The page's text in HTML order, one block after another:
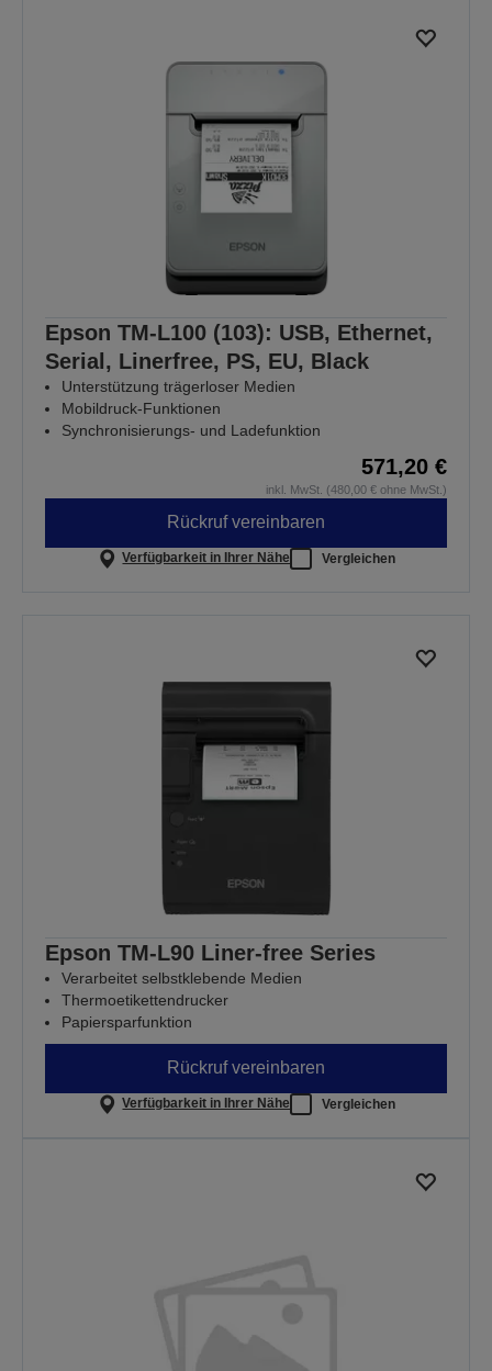
Epson TM-L100 (103): USB, Ethernet,
Serial, Linerfree, PS, EU, Black
Unterstützung trägerloser Medien
Mobildruck-Funktionen
Synchronisierungs- und Ladefunktion
571,20 €
inkl. MwSt. (480,00 € ohne MwSt.)
Rückruf vereinbaren
Verfügbarkeit in Ihrer Nähe Vergleichen
Epson TM-L90 Liner-free Series
Verarbeitet selbstklebende Medien
Thermoetikettendrucker
Papiersparfunktion
Rückruf vereinbaren
Verfügbarkeit in Ihrer Nähe Vergleichen